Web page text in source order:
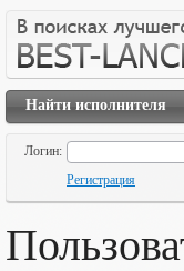
Найти исполнителя
Логин:
Регистрация